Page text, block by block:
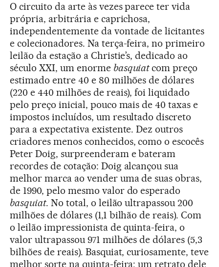
O circuito da arte às vezes parece ter vida
própria, arbitrária e caprichosa,
independentemente da vontade de licitantes
e colecionadores. Na terça-feira, no primeiro
leilão da estação a Christie’s, dedicado ao
século XXI, um enorme basquiatcom preço
estimado entre 40 e 80 milhões de dólares
(220 e 440 milhões de reais), foi liquidado
pelo preço inicial, pouco mais de 40 taxas e
impostos incluídos, um resultado discreto
para a expectativa existente. Dez outros
criadores menos conhecidos, como o escocês
Peter Doig, surpreenderam e bateram
recordes de cotação: Doig alcançou sua
melhor marca ao vender uma de suas obras,
de 1990, pelo mesmo valor do esperado
basquiat. No total, o leilão ultrapassou 200
milhões de dólares (1,1 bilhão de reais). Com
o leilão impressionista de quinta-feira, o
valor ultrapassou 971 milhões de dólares (5,3
bilhões de reais). Basquiat, curiosamente, teve
melhor sorte na quinta-feira: um retrato dele